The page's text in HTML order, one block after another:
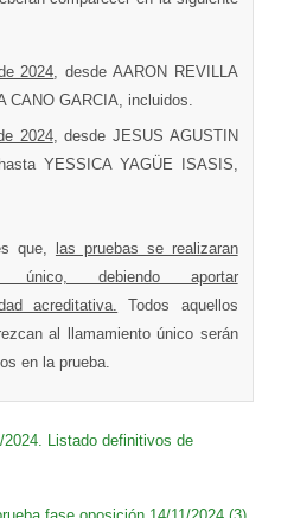
2024, desde AARON REVILLA
CANO GARCIA, incluidos.
2024, desde JESUS AGUSTIN
YESSICA YAGÜE ISASIS,
que,
las pruebas se realizaran
único, debiendo aportar
acreditativa. Todos aquellos
al llamamiento único serán
en la prueba.
Listado definitivos de